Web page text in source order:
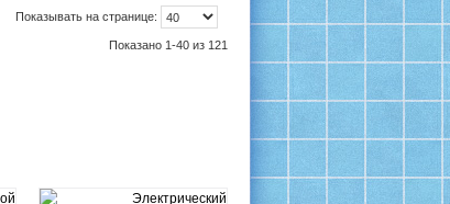
Показывать на странице:
Показано 1-40 из 121